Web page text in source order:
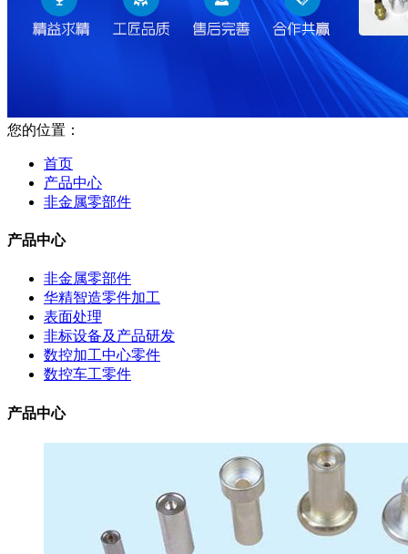
您的位置：
首页
产品中心
非金属零部件
产品中心
非金属零部件
华精智造零件加工
表面处理
非标设备及产品研发
数控加工中心零件
数控车工零件
产品中心